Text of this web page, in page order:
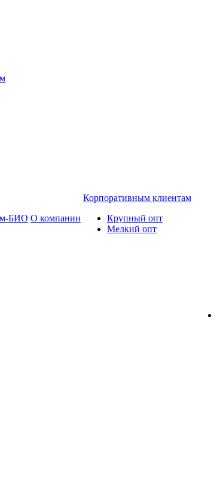
БИО О компании
Корпоративным клиентам
Крупный опт
Мелкий опт